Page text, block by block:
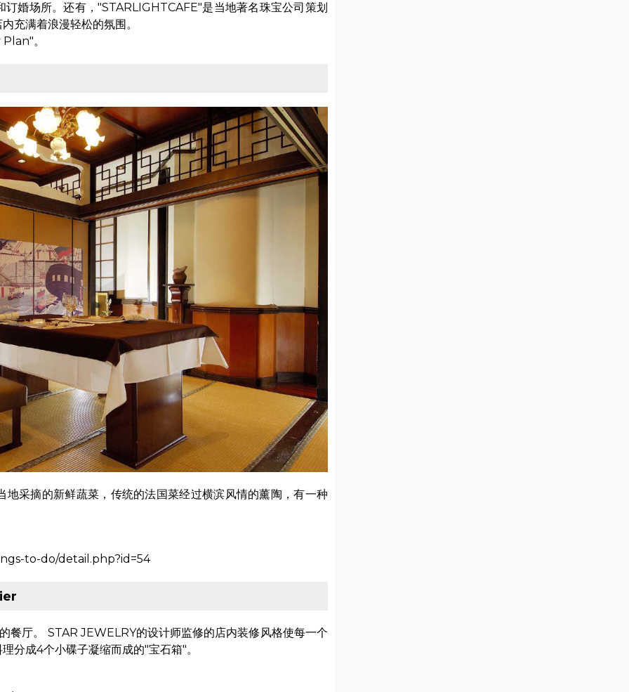
婚场所。还有，"STARLIGHTCAFE"是当地著名珠宝公司策划
充满着浪漫轻松的氛围。
。
地采摘的新鲜蔬菜，传统的法国菜经过横滨风情的薰陶，有一种
to-do/detail.php?id=54
餐厅。 STAR JEWELRY的设计师监修的店内装修风格使每一个
分成4个小碟子凝缩而成的"宝石箱"。